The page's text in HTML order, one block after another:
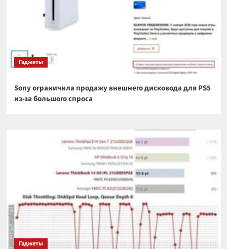
Гаджеты
Sony ограничила продажу внешнего дисковода для PS5
из-за большого спроса
Гаджеты